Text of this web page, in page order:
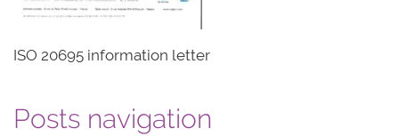
ISO 20695 information letter
Posts navigation